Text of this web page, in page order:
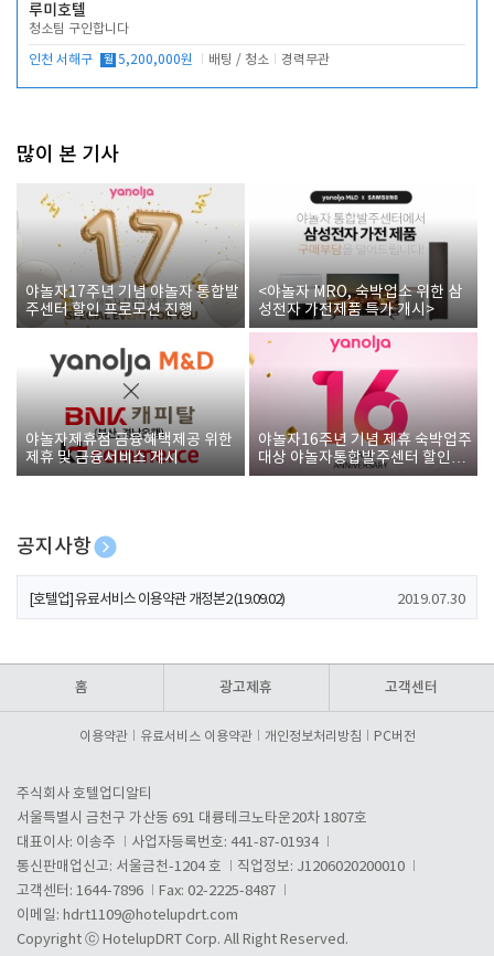
루미호텔
청소팀 구인합니다
인천 서해구 월 5,200,000원 배팅 / 청소 경력무관
많이 본 기사
야놀자17주년 기념 야놀자 통합발
주센터 할인 프로모션 진행
<야놀자 MRO, 숙박업소 위한 삼
성전자 가전제품 특가 개시>
야놀자제휴점 금융혜택제공 위한
제휴 및 금융서비스 게시
야놀자16주년 기념 제휴 숙박업주
대상 야놀자통합발주센터 할인쿠
폰 증정
공지사항
[호텔업] 개인정보 처리방침 개정본1 (19.09.02)
[호텔업] 유료서비스 이용약관 개정본2 (19.09.02) 2019.07.30
홈 광고제휴 고객센터
이용약관 유료서비스 이용약관 개인정보처리방침 PC버전
주식회사 호텔업디알티
서울특별시 금천구 가산동 691 대륭테크노타운20차 1807호
대표이사: 이송주
사업자등록번호: 441-87-01934
통신판매업신고: 서울금천-1204 호
직업정보: J1206020200010
고객센터: 1644-7896
Fax: 02-2225-8487
이메일: hdrt1109@hotelupdrt.com
Copyright ⓒ HotelupDRT Corp. All Right Reserved.